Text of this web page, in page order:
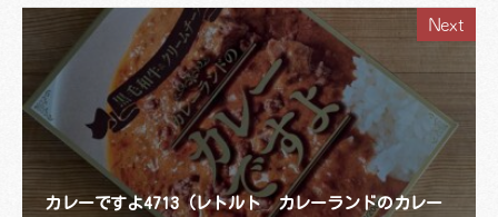
Next
カレーですよ4713（レトルト カレーランドのカレー